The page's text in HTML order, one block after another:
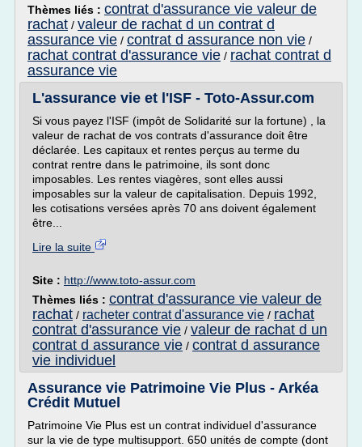
Thèmes liés : contrat d'assurance vie valeur de
rachat / valeur de rachat d un contrat d
assurance vie / contrat d assurance non vie /
rachat contrat d'assurance vie / rachat contrat d
assurance vie
L'assurance vie et l'ISF - Toto-Assur.com
Si vous payez l'ISF (impôt de Solidarité sur la fortune) , la
valeur de rachat de vos contrats d'assurance doit être
déclarée. Les capitaux et rentes perçus au terme du
contrat rentre dans le patrimoine, ils sont donc
imposables. Les rentes viagères, sont elles aussi
imposables sur la valeur de capitalisation. Depuis 1992,
les cotisations versées après 70 ans doivent également
être...
Lire la suite
Site : http://www.toto-assur.com
Thèmes liés : contrat d'assurance vie valeur de
rachat / racheter contrat d'assurance vie / rachat
contrat d'assurance vie / valeur de rachat d un
contrat d assurance vie / contrat d assurance
vie individuel
Assurance vie Patrimoine Vie Plus - Arkéa
Crédit Mutuel
Patrimoine Vie Plus est un contrat individuel d'assurance
sur la vie de type multisupport. 650 unités de compte (dont